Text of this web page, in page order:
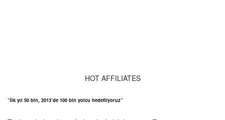
HOT AFFILIATES
”İlk yıl 50 bin, 2013’de 100 bin yolcu hedefliyoruz”